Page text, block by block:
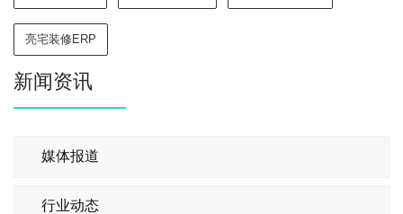
亮宅装修ERP
新闻资讯
媒体报道
行业动态